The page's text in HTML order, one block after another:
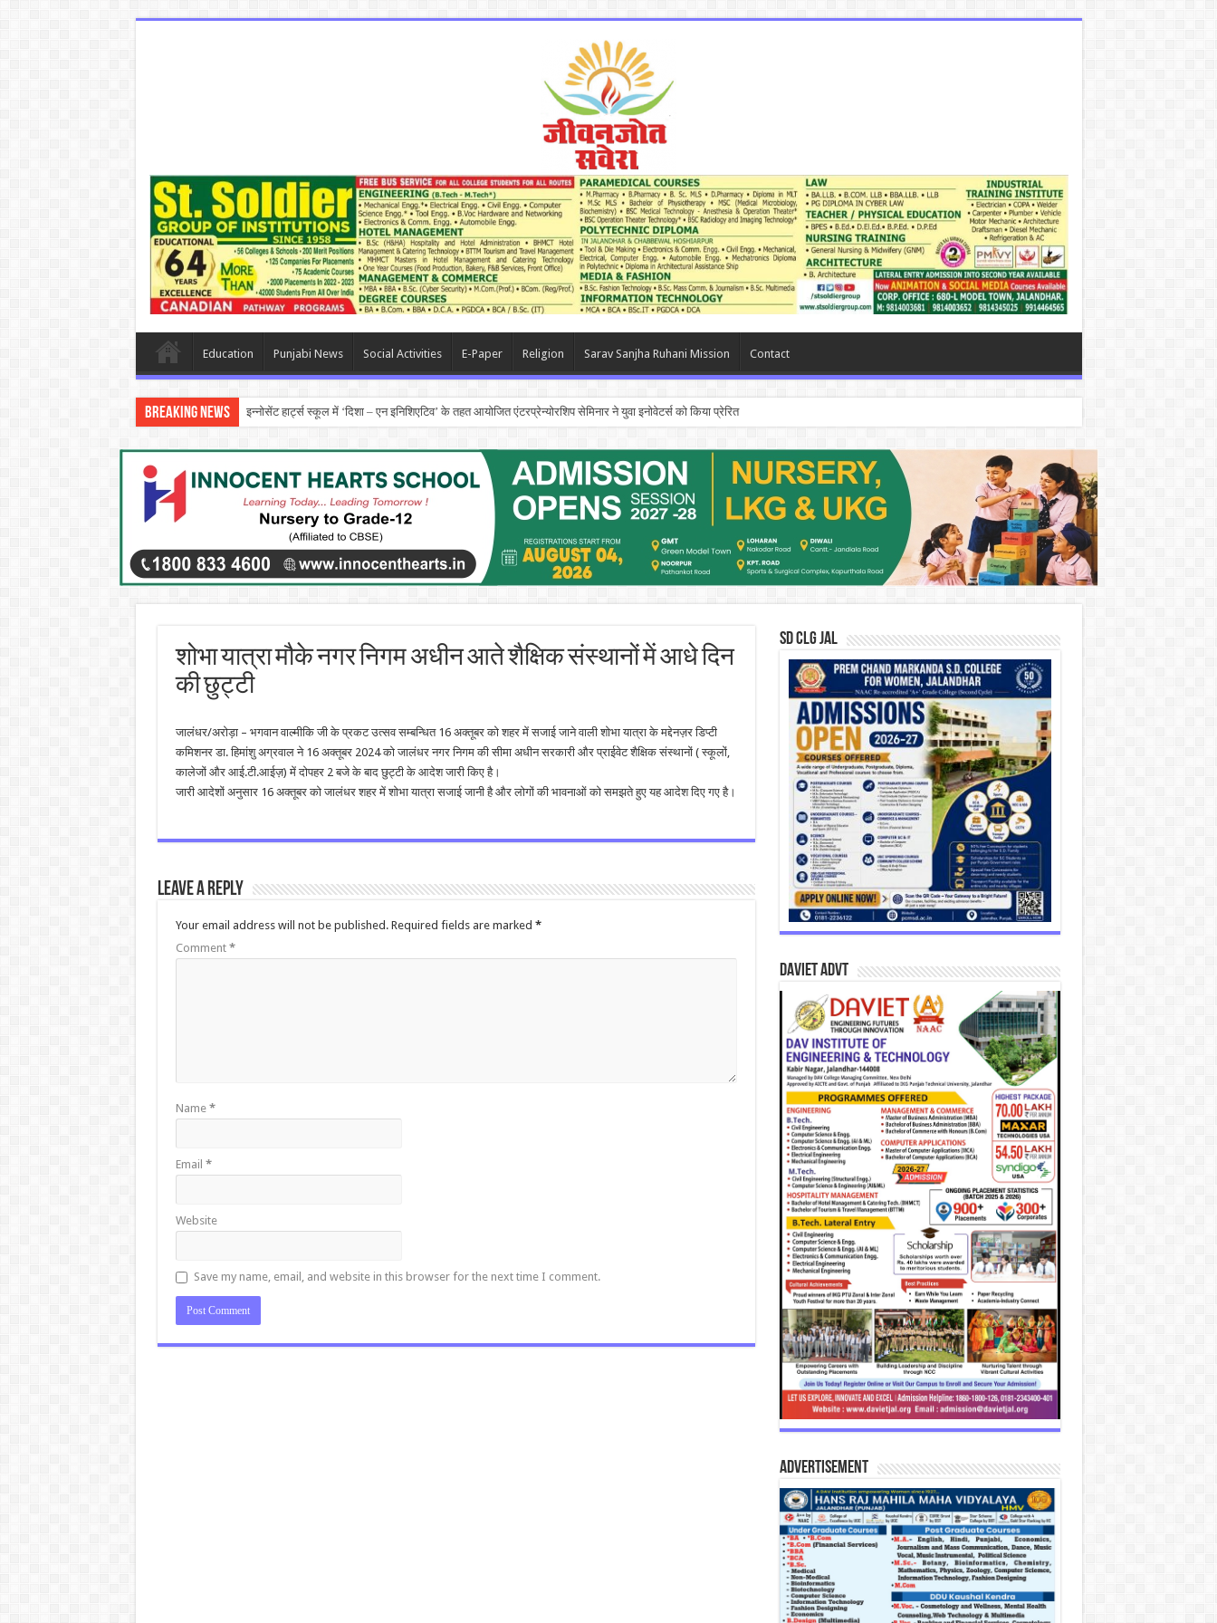
Education Punjabi News Social Activities E-Paper Religion Sarav Sanjha Ruhani Mission Contact
Breaking News इन्नोसेंट हार्ट्स स्कूल में ‘दिशा – एन इनिशिएटिव’ के तहत आयोजित एंटरप्रेन्योरशिप सेमिनार ने युवा इनोवेटर्स को किया प्रेरित
शोभा यात्रा मौके नगर निगम अधीन आते शैक्षिक संस्थानों में आधे दिन
की छुट्टी
जालंधर/अरोड़ा – भगवान वाल्मीकि जी के प्रकट उत्सव सम्बन्धित 16 अक्तूबर को शहर में सजाई जाने वाली शोभा यात्रा के मद्देनज़र डिप्टी
कमिशनर डा. हिमांशु अग्रवाल ने 16 अक्तूबर 2024 को जालंधर नगर निगम की सीमा अधीन सरकारी और प्राईवेट शैक्षिक संस्थानों ( स्कूलों,
कालेजों और आई.टी.आईज़) में दोपहर 2 बजे के बाद छुट्टी के आदेश जारी किए है।
जारी आदेशों अनुसार 16 अक्तूबर को जालंधर शहर में शोभा यात्रा सजाई जानी है और लोगों की भावनाओं को समझते हुए यह आदेश दिए गए है।
Leave a Reply
Your email address will not be published. Required fields are marked *
Comment *
Name *
Email *
Website
Save my name, email, and website in this browser for the next time I comment.
SD CLG JAL
DAVIET Advt
Advertisement